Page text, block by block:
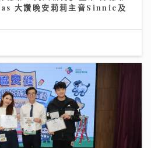
大讚晚安莉莉主音Sinnie及